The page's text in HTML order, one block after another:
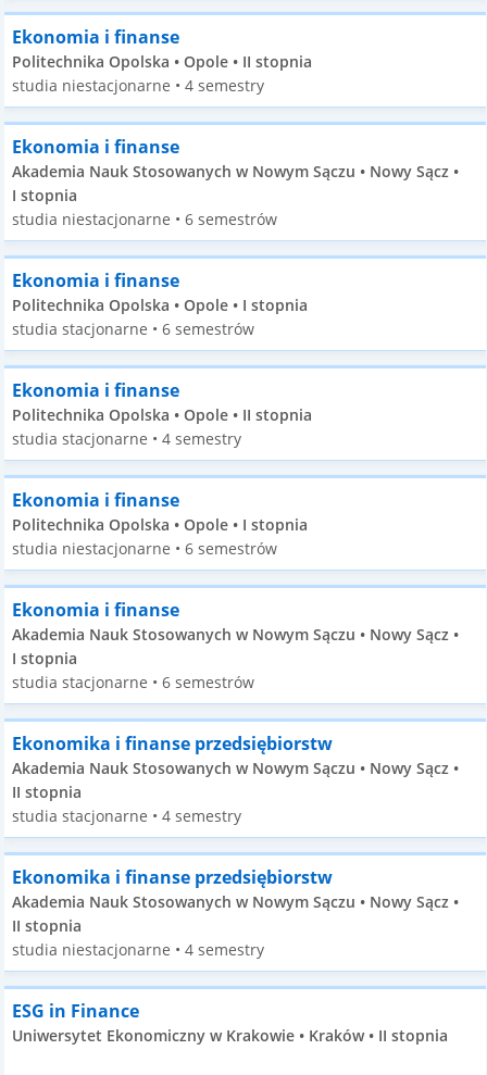
Ekonomia i finanse
Politechnika Opolska • Opole • II stopnia
studia niestacjonarne • 4 semestry
Ekonomia i finanse
Akademia Nauk Stosowanych w Nowym Sączu • Nowy Sącz •
I stopnia
studia niestacjonarne • 6 semestrów
Ekonomia i finanse
Politechnika Opolska • Opole • I stopnia
studia stacjonarne • 6 semestrów
Ekonomia i finanse
Politechnika Opolska • Opole • II stopnia
studia stacjonarne • 4 semestry
Ekonomia i finanse
Politechnika Opolska • Opole • I stopnia
studia niestacjonarne • 6 semestrów
Ekonomia i finanse
Akademia Nauk Stosowanych w Nowym Sączu • Nowy Sącz •
I stopnia
studia stacjonarne • 6 semestrów
Ekonomika i finanse przedsiębiorstw
Akademia Nauk Stosowanych w Nowym Sączu • Nowy Sącz •
II stopnia
studia stacjonarne • 4 semestry
Ekonomika i finanse przedsiębiorstw
Akademia Nauk Stosowanych w Nowym Sączu • Nowy Sącz •
II stopnia
studia niestacjonarne • 4 semestry
ESG in Finance
Uniwersytet Ekonomiczny w Krakowie • Kraków • II stopnia